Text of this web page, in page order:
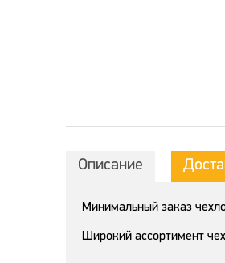
Описание
Минимальный заказ
Широкий ассортимент